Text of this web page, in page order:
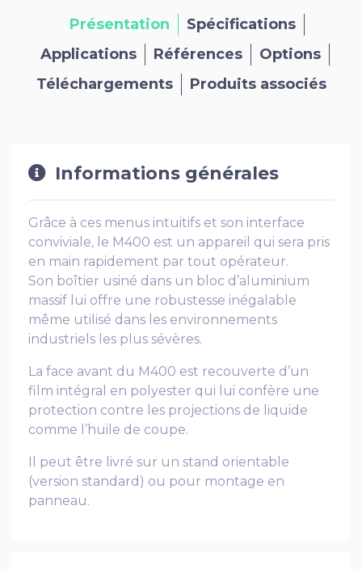
Présentation
Spécifications
Applications
Références
Options
Téléchargements
Produits associés
Informations générales
Grâce à ces menus intuitifs et son interface
conviviale, le M400 est un appareil qui sera pris
en main rapidement par tout opérateur.
Son boîtier usiné dans un bloc d’aluminium
massif lui offre une robustesse inégalable
même utilisé dans les environnements
industriels les plus sévères.
La face avant du M400 est recouverte d’un
film intégral en polyester qui lui confère une
protection contre les projections de liquide
comme l’huile de coupe.
Il peut être livré sur un stand orientable
(version standard) ou pour montage en
panneau.